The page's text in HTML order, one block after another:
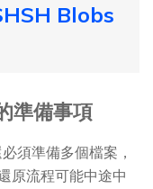
Blobs
準備事項
須準備多個檔案，
原流程可能中途中